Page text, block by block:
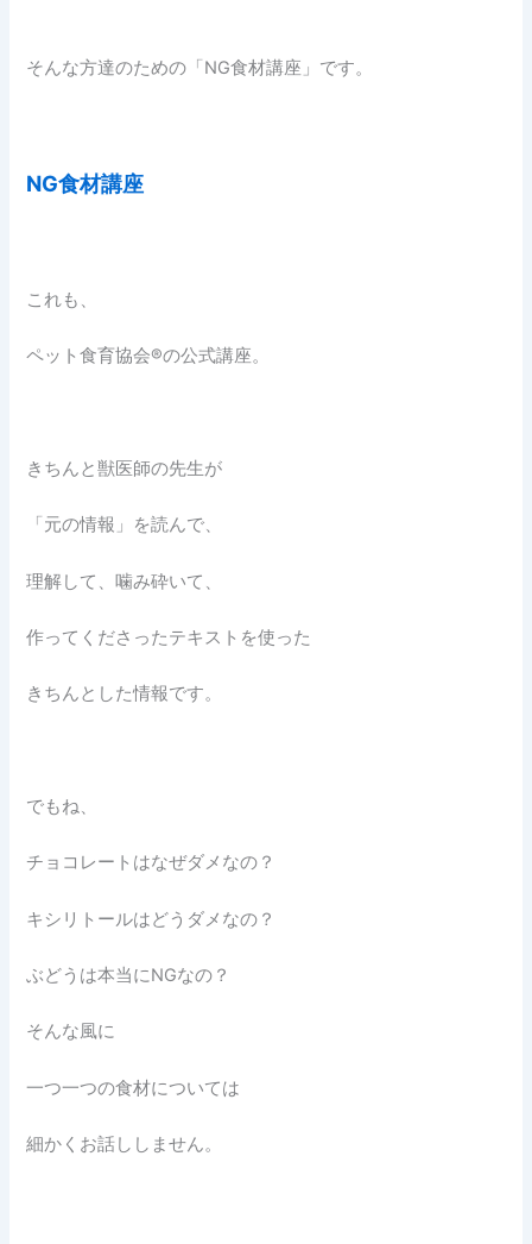
そんな方達のための「NG食材講座」です。
NG食材講座
これも、
ペット食育協会®︎の公式講座。
きちんと獣医師の先生が
「元の情報」を読んで、
理解して、噛み砕いて、
作ってくださったテキストを使った
きちんとした情報です。
でもね、
チョコレートはなぜダメなの？
キシリトールはどうダメなの？
ぶどうは本当にNGなの？
そんな風に
一つ一つの食材については
細かくお話ししません。